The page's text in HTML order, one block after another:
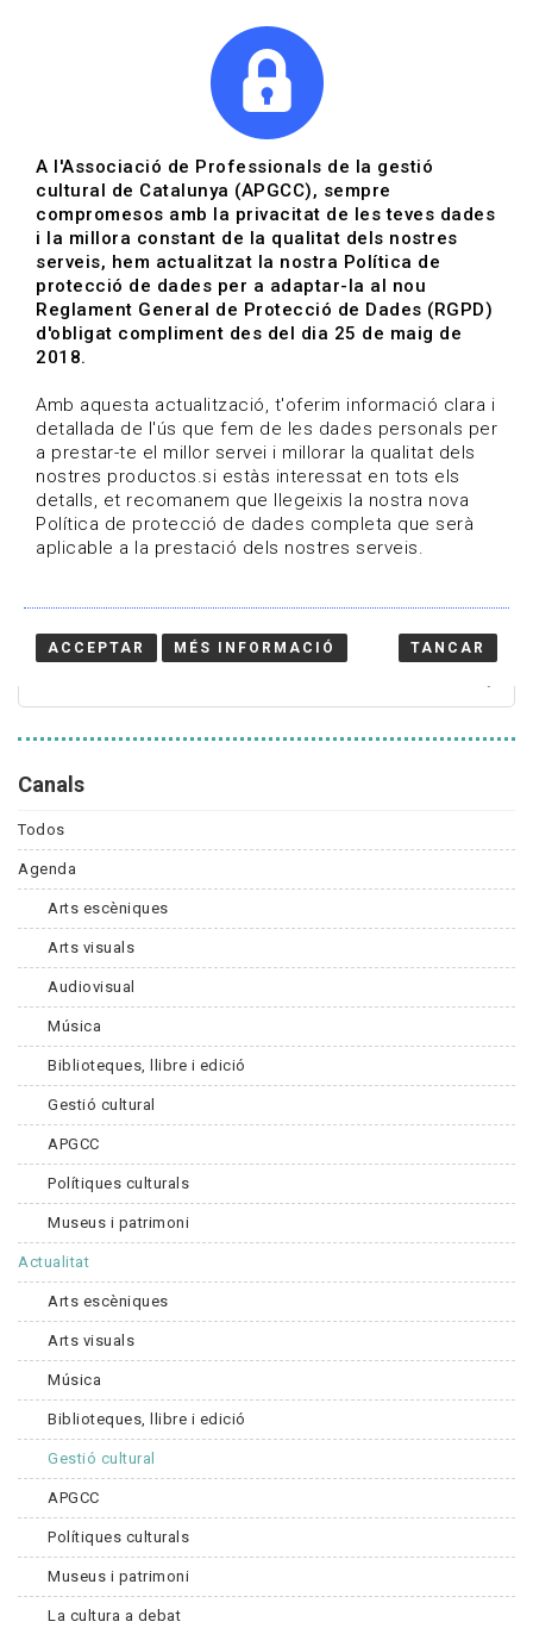
Actualitza't
Vols estar al dia?
HOME / BLOG
Estigues al dia
Convocatòries, activitats i notícies del sector de la
cultura.
Canals
Todos
Agenda
Arts escèniques
Arts visuals
Audiovisual
Música
Biblioteques, llibre i edició
Gestió cultural
APGCC
Polítiques culturals
Museus i patrimoni
Actualitat
Arts escèniques
Arts visuals
Música
Biblioteques, llibre i edició
Gestió cultural
APGCC
Polítiques culturals
Museus i patrimoni
La cultura a debat
A l'Associació de Professionals de la gestió
cultural de Catalunya (APGCC), sempre
compromesos amb la privacitat de les teves dades
i la millora constant de la qualitat dels nostres
serveis, hem actualitzat la nostra Política de
protecció de dades per a adaptar-la al nou
Reglament General de Protecció de Dades (RGPD)
d'obligat compliment des del dia 25 de maig de
2018.
Amb aquesta actualització, t'oferim informació clara i
detallada de l'ús que fem de les dades personals per
a prestar-te el millor servei i millorar la qualitat dels
nostres productos.si estàs interessat en tots els
detalls, et recomanem que llegeixis la nostra nova
Política de protecció de dades completa que serà
aplicable a la prestació dels nostres serveis.
ACCEPTAR MÉS INFORMACIÓ TANCAR